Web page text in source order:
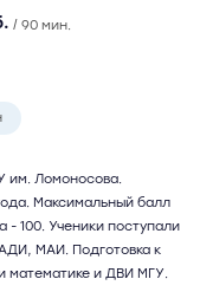
/ 90 мин.
им. Ломоносова.
Максимальный балл
- 100. Ученики поступали
МАИ. Подготовка к
математике и ДВИ МГУ.